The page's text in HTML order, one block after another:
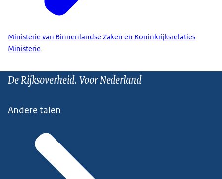
Ministerie van Binnenlandse Zaken en Koninkrijksrelaties
Ministerie
De Rijksoverheid. Voor Nederland
Andere talen